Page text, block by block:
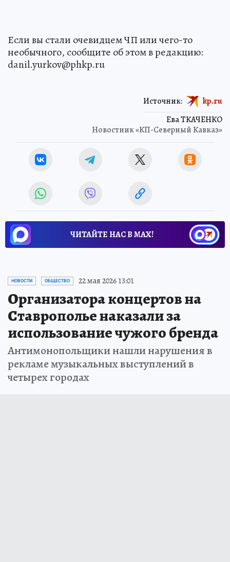
Если вы стали очевидцем ЧП или чего-то
необычного, сообщите об этом в редакцию:
danil.yurkov@phkp.ru
Ева ТКАЧЕНКО
Новостник «КП-Северный Кавказ»
Источник: kp.ru
ЧИТАЙТЕ НАС В МАХ!
НОВОСТИ ОБЩЕСТВО 22 мая 2026 13:01
Организатора концертов на
Ставрополье наказали за
использование чужого бренда
Антимонопольщики нашли нарушения в
рекламе музыкальных выступлений в
четырех городах